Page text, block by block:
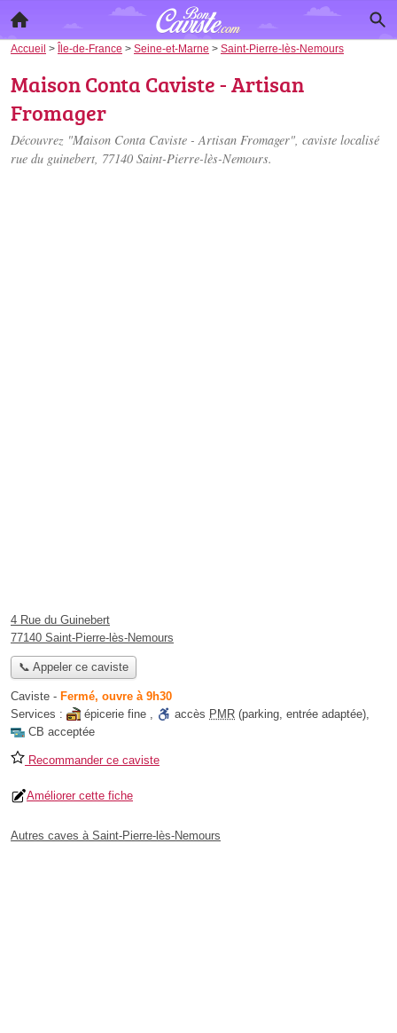
Accueil > Île-de-France > Seine-et-Marne > Saint-Pierre-lès-Nemours
Maison Conta Caviste - Artisan
Fromager
Découvrez "Maison Conta Caviste - Artisan Fromager", caviste localisé
rue du guinebert, 77140 Saint-Pierre-lès-Nemours.
4 Rue du Guinebert
77140 Saint-Pierre-lès-Nemours
📞 Appeler ce caviste
Caviste - Fermé, ouvre à 9h30
Services :
épicerie fine , accès PMR (parking, entrée adaptée),
CB acceptée
Recommander ce caviste
Améliorer cette fiche
Autres caves à Saint-Pierre-lès-Nemours